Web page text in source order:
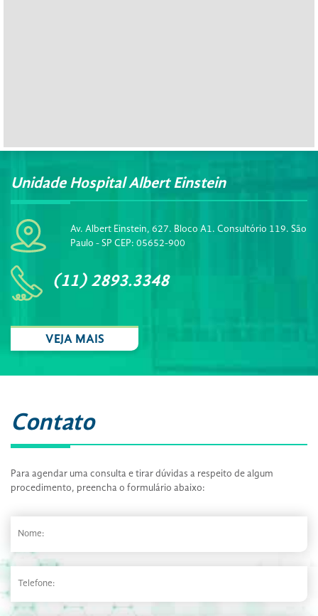
Unidade Hospital Albert Einstein
Av. Albert Einstein, 627. Bloco A1. Consultório 119. São
Paulo - SP CEP: 05652-900
(11) 2893.3348
VEJA MAIS
Contato
Para agendar uma consulta e tirar dúvidas a respeito de algum
procedimento, preencha o formulário abaixo: